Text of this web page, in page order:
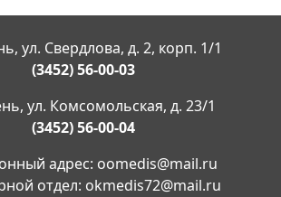
ул. Свердлова, д. 2, корп. 1/1
(3452) 56-00-03
ул. Комсомольская, д. 23/1
(3452) 56-00-04
адрес: oomedis@mail.ru
отдел: okmedis72@mail.ru